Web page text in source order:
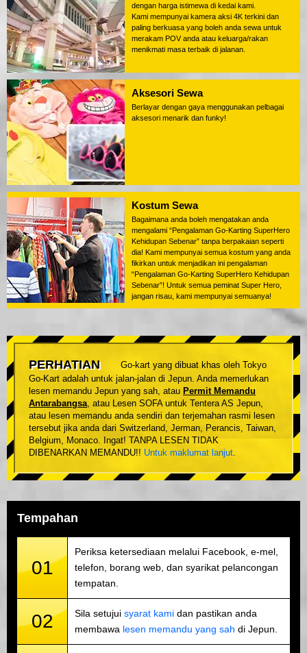
dengan harga istimewa di kedai kami.
Kami mempunyai kamera aksi 4K terkini dan
paling berkuasa yang boleh anda sewa untuk
merakam POV anda atau keluarga/rakan
menikmati masa terbaik di jalanan.
Aksesori Sewa
Berlayar dengan gaya menggunakan pelbagai
aksesori menarik dan funky!
Kostum Sewa
Bagaimana anda boleh mengatakan anda
mengalami “Pengalaman Go-Karting SuperHero
Kehidupan Sebenar” tanpa berpakaian seperti
dia! Kami mempunyai semua kostum yang anda
fikirkan untuk menjadikan ini pengalaman
“Pengalaman Go-Karting SuperHero Kehidupan
Sebenar”! Untuk semua peminat Super Hero,
jangan risau, kami mempunyai semuanya!
PERHATIAN
Go-kart yang dibuat khas oleh Tokyo
Go-Kart adalah untuk jalan-jalan di Jepun. Anda memerlukan
lesen memandu Jepun yang sah, atau Permit Memandu
Antarabangsa, atau Lesen SOFA untuk Tentera AS Jepun,
atau lesen memandu anda sendiri dan terjemahan rasmi lesen
tersebut jika anda dari Switzerland, Jerman, Perancis, Taiwan,
Belgium, Monaco. Ingat! TANPA LESEN TIDAK
DIBENARKAN MEMANDU!! Untuk maklumat lanjut.
Tempahan
01
Periksa ketersediaan melalui Facebook, e-mel,
telefon, borang web, dan syarikat pelancongan
tempatan.
02 Sila setujui syarat kami dan pastikan anda
membawa lesen memandu yang sah di Jepun.